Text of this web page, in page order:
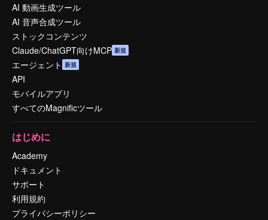
AI 動画生成ツール
AI 音声合成ツール
ストックコンテンツ
Claude/ChatGPT向けMCP 新規
エージェント 新規
API
モバイルアプリ
すべてのMagnificツール
はじめに
Academy
ドキュメント
サポート
利用規約
プライバシーポリシー